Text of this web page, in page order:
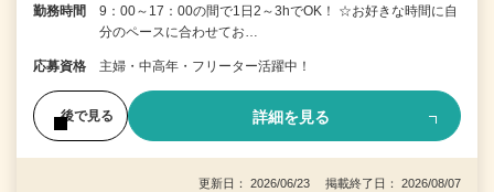
勤務時間
9：00～17：00の間で1日2～3hでOK！ ☆お好きな時間に自
分のペースに合わせてお…
応募資格 主婦・中高年・フリーター活躍中！
後で見る 詳細を見る
更新日： 2026/06/23 掲載終了日： 2026/08/07